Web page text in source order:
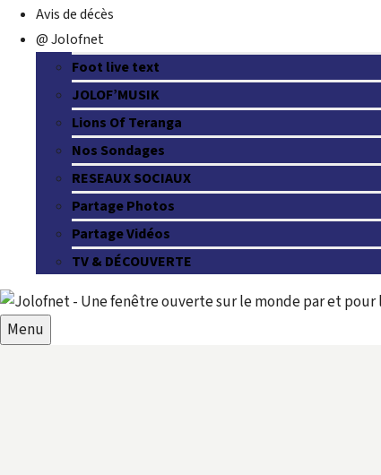
Avis de décès
@ Jolofnet
Foot live text
JOLOF’MUSIK
Lions Of Teranga
Nos Sondages
RESEAUX SOCIAUX
Partage Photos
Partage Vidéos
TV & DÉCOUVERTE
Menu